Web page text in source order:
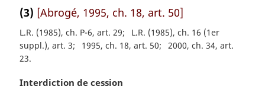
:(3) [Abrogé, 1995, ch. 18, art. 50]
L.R. (1985), ch. P-6, art. 29
L.R. (1985), ch. 16 (1er
suppl.), art. 3
1995, ch. 18, art. 50
2000, ch. 34, art.
23
N
Interdiction de cession